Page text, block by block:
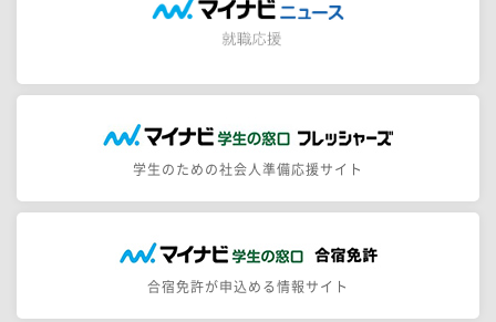
学生のための社会人準備応援サイト
合宿免許が申込める情報サイト